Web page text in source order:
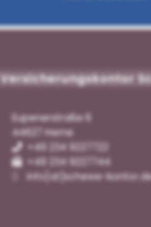
Versicherungskontor
Eupenerstraße 6
44627 Herne
+49 234 9227722
+49 234 9227744
info[at]schewe-